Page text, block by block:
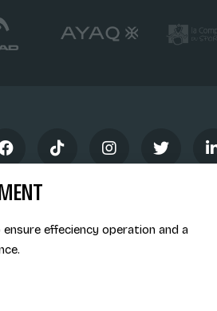
effeciency operation and a